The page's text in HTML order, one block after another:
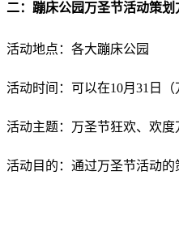
二：蹦床公园万圣节活动策划
活动地点：各大蹦床公园
活动时间：可以在10月31日
活动主题：万圣节狂欢、欢度
活动目的：通过万圣节活动的